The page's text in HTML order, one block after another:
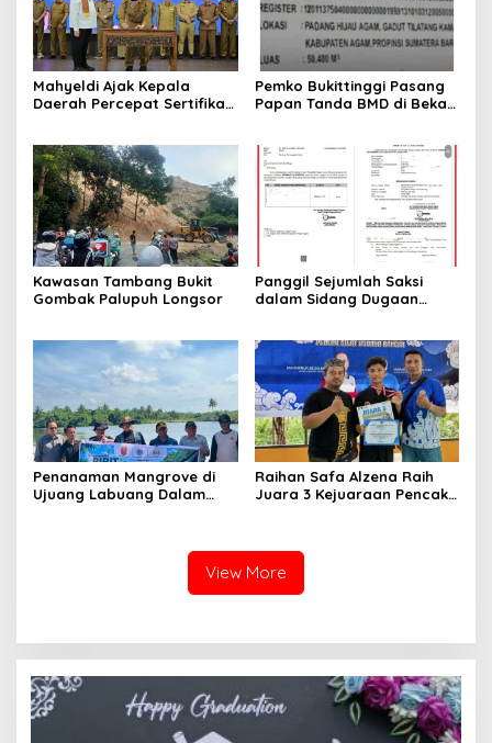
Mahyeldi Ajak Kepala
Daerah Percepat Sertifikasi
Nasional
Pemko Bukittinggi Pasang
Papan Tanda BMD di Bekas
Kawasan Tambang Bukit
Gombak Palupuh Longsor
Panggil Sejumlah Saksi
dalam Sidang Dugaan
Penanaman Mangrove di
Ujuang Labuang Dalam
Raihan Safa Alzena Raih
Juara 3 Kejuaraan Pencak
View More